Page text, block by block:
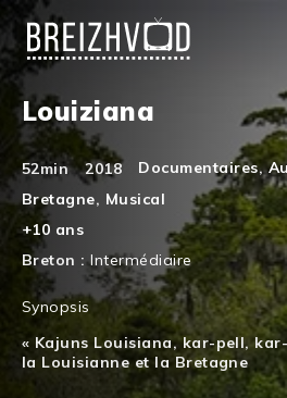
Louiziana
52min 2018 Documentaires,
Bretagne, Musical
+10 ans
Breton :Intermédiaire
Synopsis
« Kajuns Louisiana, kar-pell,
la Louisianne et la Bretagne